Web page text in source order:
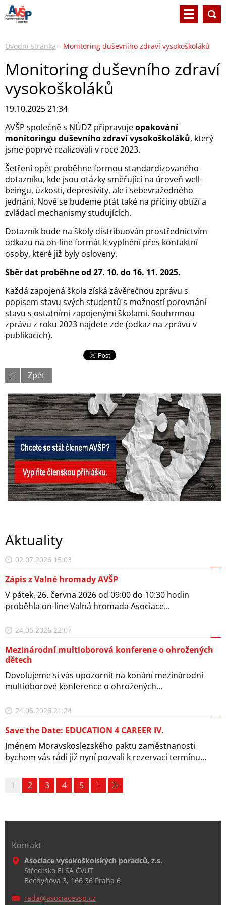
Úvodní stránka Monitoring duševního zdraví vysokoškoláků
Monitoring duševního zdraví
vysokoškoláků
19.10.2025 21:34
AVŠP společně s NÚDZ připravujeopakování
monitoringu duševního zdraví vysokoškoláků, který
jsme poprvé realizovali v roce 2023.
Šetření opět proběhne formou standardizovaného
dotazníku, kde jsou otázky směřující na úroveň well-
beingu, úzkosti, depresivity, ale i sebevražedného
jednání. Nově se budeme ptát také na příčiny obtíží a
zvládací mechanismy studujících.
Dotazník bude na školy distribuován prostřednictvím
odkazu na on-line formát k vyplnění přes kontaktní
osoby, které již byly osloveny.
Sběr dat proběhne od 27. 10. do 16. 11. 2025.
Každá zapojená škola získá závěrečnou zprávu s
popisem stavu svých studentů s možností porovnání
stavu s ostatními zapojenými školami. Souhrnnou
zprávu z roku 2023 najdete zde (odkaz na zprávu v
publikacích).
Zpět
Aktuality
02.07.2026 15:03
Zápis z Valné hromady AVŠP
V pátek, 26. června 2026 od 09:00 do 10:30 hodin
proběhla on-line Valná hromada Asociace...
24.06.2026 22:07
Mezinárodní multioborová konferene o ohrožených
dětech
Dovolujeme si vás upozornit na konání mezinárodní
multioborové konference o ohrožených...
24.06.2026 21:24
Save the Date: EDUCATION 4 CAREER IV.
Jménem Moravskoslezského paktu zaměstnanosti
bychom vás rádi již nyní pozvali k rezervaci termínu...
1 2 3 4 5
Kontakt
Asociace vysokoškolských poradců, z.s.
Středisko ELSA ČVUT
Bechyňova 3, 166 36 Praha 6
rada@asociacevsp.cz